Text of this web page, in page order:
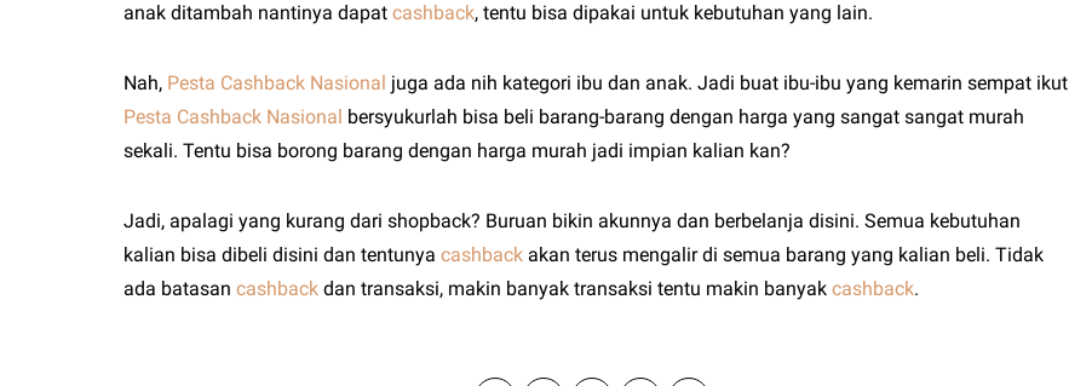
anak ditambah nantinya dapat cashback, tentu bisa dipakai untuk kebutuhan yang lain.
Nah, Pesta Cashback Nasional juga ada nih kategori ibu dan anak. Jadi buat ibu-ibu yang kemarin sempat ikut
Pesta Cashback Nasional bersyukurlah bisa beli barang-barang dengan harga yang sangat sangat murah
sekali. Tentu bisa borong barang dengan harga murah jadi impian kalian kan?
Jadi, apalagi yang kurang dari shopback? Buruan bikin akunnya dan berbelanja disini. Semua kebutuhan
kalian bisa dibeli disini dan tentunya cashback akan terus mengalir di semua barang yang kalian beli. Tidak
ada batasan cashback dan transaksi, makin banyak transaksi tentu makin banyak cashback.